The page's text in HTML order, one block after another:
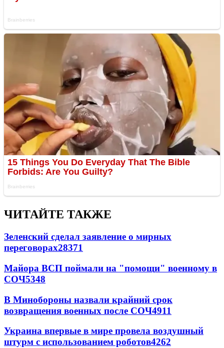
ЧИТАЙТЕ ТАКЖЕ
Зеленский сделал заявление о мирных
переговорах28371
Майора ВСП поймали на "помощи" военному в
СОЧ5348
В Минобороны назвали крайний срок
возвращения военных после СОЧ4911
Украина впервые в мире провела воздушный
штурм с использованием роботов4262